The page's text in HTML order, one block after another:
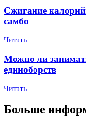
Сжигание
самбо
Читать
Можно ли
единоборств
Читать
Больше